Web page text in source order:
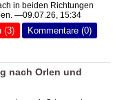
in beiden Richtungen
—09.07.26, 15:34
(3) Kommentare (0)
nach Orlen und